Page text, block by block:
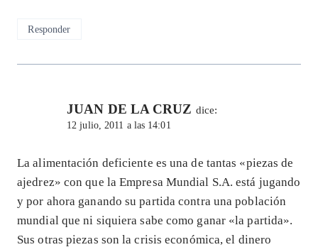
Responder
JUAN DE LA CRUZ dice:
12 julio, 2011 a las 14:01
La alimentación deficiente es una de tantas «piezas de
ajedrez» con que la Empresa Mundial S.A. está jugando
y por ahora ganando su partida contra una población
mundial que ni siquiera sabe como ganar «la partida».
Sus otras piezas son la crisis económica, el dinero